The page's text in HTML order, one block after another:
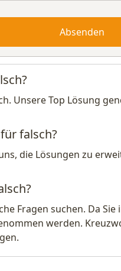
Absenden
Unsere Top Lösung
falsch?
die Lösungen zu
Fragen suchen. Da
werden.